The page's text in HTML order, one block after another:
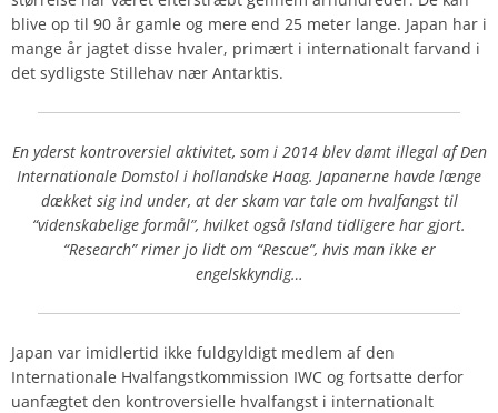
blive op til 90 år gamle og mere end 25 meter lange. Japan har i
mange år jagtet disse hvaler, primært i internationalt farvand i
det sydligste Stillehav nær Antarktis.
En yderst kontroversiel aktivitet, som i 2014 blev dømt illegal af Den
Internationale Domstol i hollandske Haag. Japanerne havde længe
dækket sig ind under, at der skam var tale om hvalfangst til
“videnskabelige formål”, hvilket også Island tidligere har gjort.
“Research” rimer jo lidt om “Rescue”, hvis man ikke er
engelskkyndig…
Japan var imidlertid ikke fuldgyldigt medlem af den
Internationale Hvalfangstkommission IWC og fortsatte derfor
uanfægtet den kontroversielle hvalfangst i internationalt